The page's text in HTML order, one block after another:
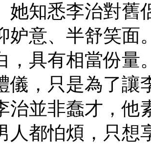
她知悉李治對舊
妒意、半舒笑面
，具有相當份
儀，只是為了讓
治並非蠢才，他
人都怕煩，只想